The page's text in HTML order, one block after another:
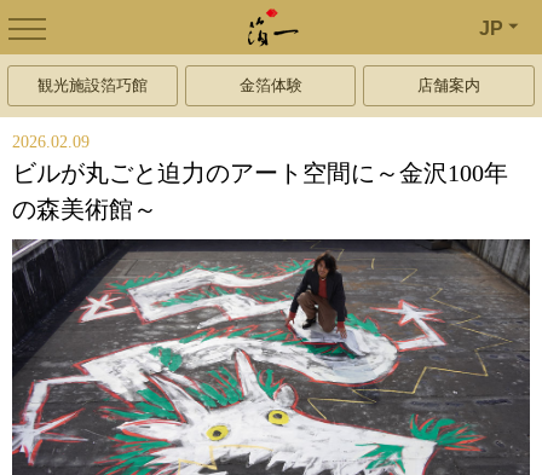
JP
観光施設箔巧館 金箔体験 店舗案内
2026.02.09
ビルが丸ごと迫力のアート空間に～金沢100年
の森美術館～